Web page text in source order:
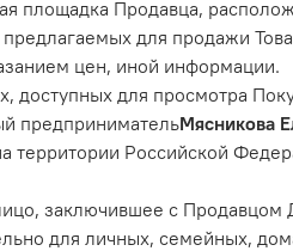
площадка Продавца,
предлагаемых для продажи
цен, иной информации.
доступных для просмотра
предпринимательМясникова
территории Российской
заключившее с
для личных, семейных,